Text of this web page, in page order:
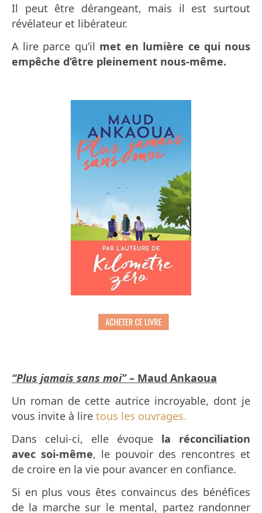
Il peut être dérangeant, mais il est surtout
révélateur et libérateur.
A lire parce qu’il met en lumière ce qui nous
empêche d’être pleinement nous-même.
“Plus jamais sans moi”– Maud Ankaoua
Un roman de cette autrice incroyable, dont je
vous invite à lire tous les ouvrages.
Dans celui-ci, elle évoque la réconciliation
avec soi-même, le pouvoir des rencontres et
de croire en la vie pour avancer en confiance.
Si en plus vous êtes convaincus des bénéfices
de la marche sur le mental, partez randonner